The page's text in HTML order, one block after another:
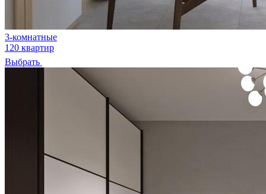
3-комнатные
120 квартир
Выбрать